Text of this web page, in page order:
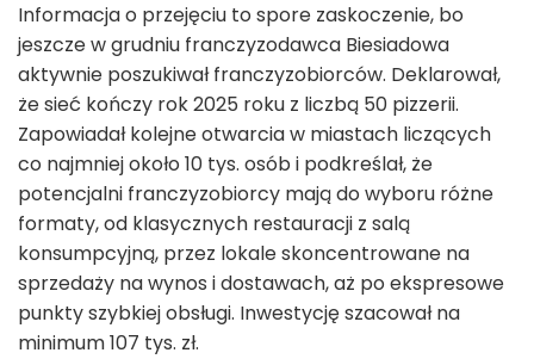
Informacja o przejęciu to spore zaskoczenie, bo
jeszcze w grudniu franczyzodawca Biesiadowa
aktywnie poszukiwał franczyzobiorców. Deklarował,
że sieć kończy rok 2025 roku z liczbą 50 pizzerii.
Zapowiadał kolejne otwarcia w miastach liczących
co najmniej około 10 tys. osób i podkreślał, że
potencjalni franczyzobiorcy mają do wyboru różne
formaty, od klasycznych restauracji z salą
konsumpcyjną, przez lokale skoncentrowane na
sprzedaży na wynos i dostawach, aż po ekspresowe
punkty szybkiej obsługi. Inwestycję szacował na
minimum 107 tys. zł.